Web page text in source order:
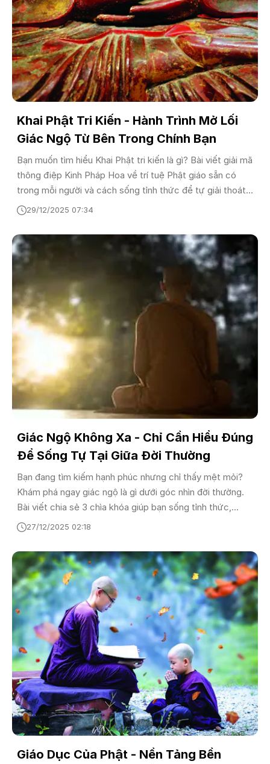
Khai Phật Tri Kiến - Hành Trình Mở Lối
Giác Ngộ Từ Bên Trong Chính Bạn
Bạn muốn tìm hiểu Khai Phật tri kiến là gì? Bài viết giải mã
thông điệp Kinh Pháp Hoa về trí tuệ Phật giáo sẵn có
trong mỗi người và cách sống tỉnh thức để tự giải thoát
khỏi phiền não.
29/12/2025 07:34
Giác Ngộ Không Xa - Chỉ Cần Hiểu Đúng
Để Sống Tự Tại Giữa Đời Thường
Bạn đang tìm kiếm hạnh phúc nhưng chỉ thấy mệt mỏi?
Khám phá ngay giác ngộ là gì dưới góc nhìn đời thường.
Bài viết chia sẻ 3 chìa khóa giúp bạn sống tỉnh thức,
buông bỏ khổ đau và tìm lại sự bình an nội tại ngay trong
27/12/2025 02:18
Giáo Dục Của Phật - Nền Tảng Bền